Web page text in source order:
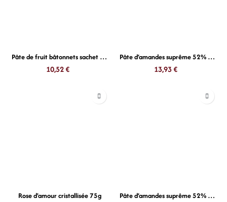
Pâte de fruit bâtonnets sachet 30g boîte 850g Cruzille
10,52€
Pâte d’amandes suprême 52% 1kg
13,93€
Rose d'amour cristallisée 75g Pâte d’amandes suprême 52% 200g